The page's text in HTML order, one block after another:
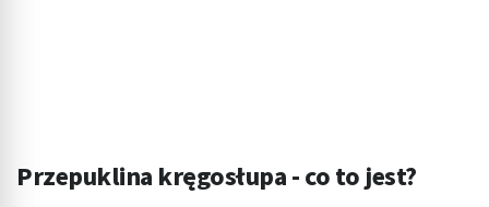
Przepuklina kręgosłupa - co to jest?